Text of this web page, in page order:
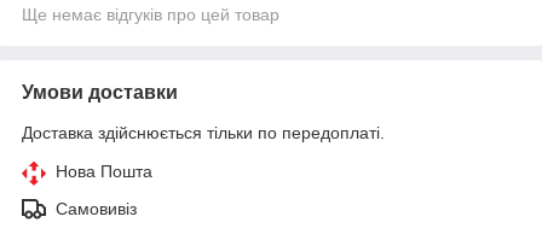
Ще немає відгуків про цей товар
Умови доставки
Доставка здійснюється тільки по передоплаті.
Нова Пошта
Самовивіз